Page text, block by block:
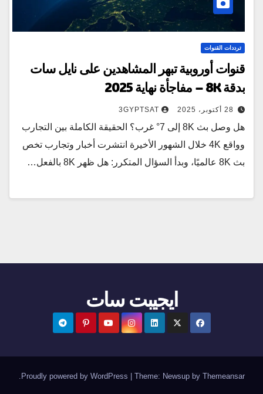
ترددات القنوات
قنوات أوروبية تبهر المشاهدين على نايل سات
بدقة 8K – مفاجأة نهاية 2025
28 أكتوبر، 2025 3GYPTSAT
هل وصل بث 8K إلى 7° غرب؟ الحقيقة الكاملة بين التجارب
وواقع 4K خلال الشهور الأخيرة انتشرت أخبار وتجارب تخص
بث 8K عالميًا، وبدأ السؤال المتكرر: هل ظهر 8K بالفعل…
ايجيبت سات
Proudly powered by WordPress Theme: Newsupby Themeansar